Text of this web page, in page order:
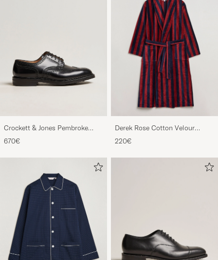
Crockett & Jones Pembroke
Derbys Black Calf
670€
Derek Rose Cotton Velour
Striped Gown Red/Blue
220€